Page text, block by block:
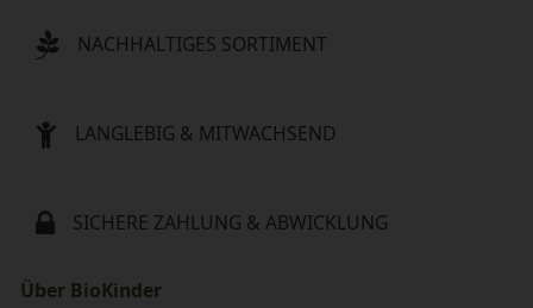
NACHHALTIGES SORTIMENT
LANGLEBIG & MITWACHSEND
SICHERE ZAHLUNG & ABWICKLUNG
Über BioKinder